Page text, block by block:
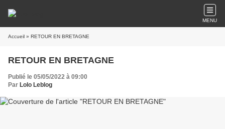
MENU
Accueil » RETOUR EN BRETAGNE
RETOUR EN BRETAGNE
Publié le 05/05/2022 à 09:00
Par Lolo Leblog